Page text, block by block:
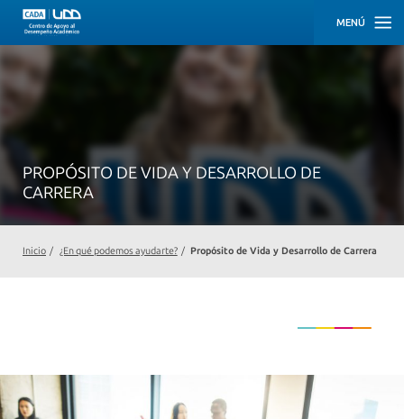
PROPÓSITO DE VIDA Y DESARROLLO DE
CARRERA
MENÚ
INICIO
UNA
HORA?
¿EN
PODEMOS
y
Aprendizaje
Propósito
Inicio / ¿En qué podemos ayudarte? / Propósito de Vida y Desarrollo de Carrera